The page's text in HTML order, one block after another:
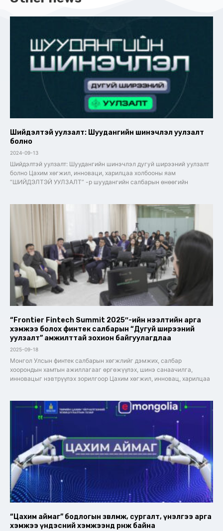
Шийдэлтэй уулзалт: Шуудангийн шинэчлэл уулзалт
болно
2024-09-13
Шийдэлтэй уулзалт: Шуудангийн шинэчлэл дугуй ширээний уулзалт
болно Цахим хөгжил, инноваци, харилцаа холбооны яам
“ШИЙДЭЛТЭЙ УУЛЗАЛТ” -р шуудангийн салбарын өнөөгийн
“Frontier Fintech Summit 2025″-ийн нээлтийн арга
хэмжээ болох финтек салбарын “Дугуй ширээний
уулзалт” амжилттай зохион байгуулагдлаа
2025-09-18
Монгол Улсын финтек салбарын хөгжлийг дэмжих, салбар
хоорондын хамтын ажиллагааг өргөжүүлэх, шинэ санаачилга,
инновацыг нэвтрүүлэх зорилгоор Цахим хөгжил, инновац, харилцаа
“Цахим аймаг” бодлогын зөвлөмж, сургалт, үнэлгээ арга
хэмжээ үндэсний хэмжээнд өрнөж байна